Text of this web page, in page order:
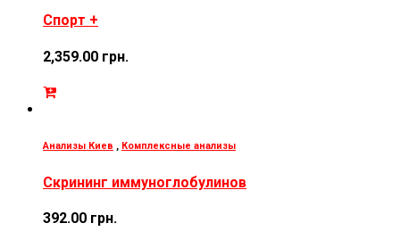
Спорт +
2,359.00 грн.
Анализы Киев , Комплексные анализы
Скрининг иммуноглобулинов
392.00 грн.